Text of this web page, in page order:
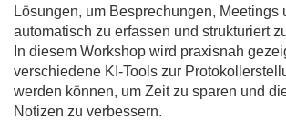
Lösungen, um Besprechungen, Meetings
automatisch zu erfassen und strukturiert
In diesem Workshop wird praxisnah
verschiedene KI-Tools zur
werden können, um Zeit zu sparen und
Notizen zu verbessern.